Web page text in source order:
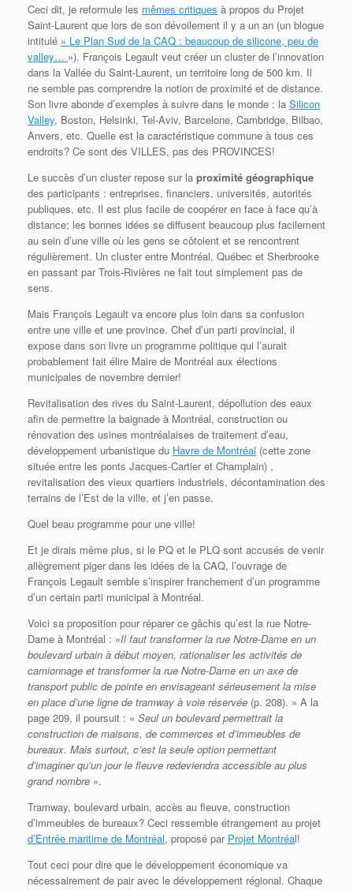
Ceci dit, je reformule les mêmes critiques à propos du Projet
Saint-Laurent que lors de son dévoilement il y a un an (un blogue
intitulé « Le Plan Sud de la CAQ : beaucoup de silicone, peu de
valley… »). François Legault veut créer un cluster de l’innovation
dans la Vallée du Saint-Laurent, un territoire long de 500 km. Il
ne semble pas comprendre la notion de proximité et de distance.
Son livre abonde d’exemples à suivre dans le monde : la Silicon
Valley, Boston, Helsinki, Tel-Aviv, Barcelone, Cambridge, Bilbao,
Anvers, etc. Quelle est la caractéristique commune à tous ces
endroits? Ce sont des VILLES, pas des PROVINCES!
Le succès d’un cluster repose sur la proximité géographique
des participants : entreprises, financiers, universités, autorités
publiques, etc. Il est plus facile de coopérer en face à face qu’à
distance; les bonnes idées se diffusent beaucoup plus facilement
au sein d’une ville où les gens se côtoient et se rencontrent
régulièrement. Un cluster entre Montréal, Québec et Sherbrooke
en passant par Trois-Rivières ne fait tout simplement pas de
sens.
Mais François Legault va encore plus loin dans sa confusion
entre une ville et une province. Chef d’un parti provincial, il
expose dans son livre un programme politique qui l’aurait
probablement fait élire Maire de Montréal aux élections
municipales de novembre dernier!
Revitalisation des rives du Saint-Laurent, dépollution des eaux
afin de permettre la baignade à Montréal, construction ou
rénovation des usines montréalaises de traitement d’eau,
développement urbanistique du Havre de Montréal (cette zone
située entre les ponts Jacques-Cartier et Champlain) ,
revitalisation des vieux quartiers industriels, décontamination des
terrains de l’Est de la ville, et j’en passe.
Quel beau programme pour une ville!
Et je dirais même plus, si le PQ et le PLQ sont accusés de venir
allègrement piger dans les idées de la CAQ, l’ouvrage de
François Legault semble s’inspirer franchement d’un programme
d’un certain parti municipal à Montréal.
Voici sa proposition pour réparer ce gâchis qu’est la rue Notre-
Dame à Montréal : «Il faut transformer la rue Notre-Dame en un
boulevard urbain à début moyen, rationaliser les activités de
camionnage et transformer la rue Notre-Dame en un axe de
transport public de pointe en envisageant sérieusement la mise
en place d’une ligne de tramway à voie réservée (p. 208). » A la
page 209, il poursuit : « Seul un boulevard permettrait la
construction de maisons, de commerces et d’immeubles de
bureaux. Mais surtout, c’est la seule option permettant
d’imaginer qu’un jour le fleuve redeviendra accessible au plus
grand nombre ».
Tramway, boulevard urbain, accès au fleuve, construction
d’immeubles de bureaux? Ceci ressemble étrangement au projet
d’Entrée maritime de Montréal, proposé par Projet Montréal!
Tout ceci pour dire que le développement économique va
nécessairement de pair avec le développement régional. Chaque